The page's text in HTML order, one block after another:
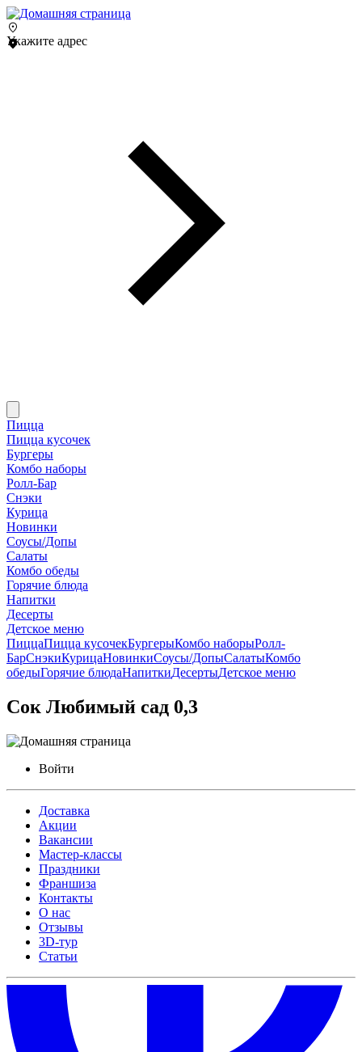
Укажите адрес
Пицца
Пицца кусочек
Бургеры
Комбо наборы
Ролл-Бар
Снэки
Курица
Новинки
Соусы/Допы
Салаты
Комбо обеды
Горячие блюда
Напитки
Десерты
Детское меню
ПиццаПицца кусочекБургерыКомбо наборыРолл-
БарСнэкиКурицаНовинкиСоусы/ДопыСалатыКомбо
обедыГорячие блюдаНапиткиДесертыДетское меню
Сок Любимый сад 0,3
Войти
Доставка
Акции
Вакансии
Мастер-классы
Праздники
Франшиза
Контакты
О нас
Отзывы
3D-тур
Статьи